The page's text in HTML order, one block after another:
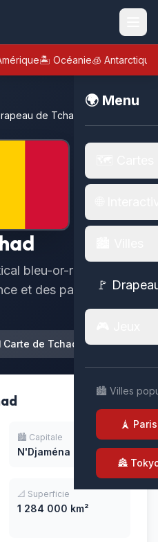
🏝️ Océanie🧊 Antarctique
🌍 Menu
🚩
🏙️ Villes
🗼 Paris
🏯
de Tchad
bleu-or-rouge,
et des paysages
de Tchad
🏙️ Capitale
N'Djaména
📐 Superficie
1 284 000 km²